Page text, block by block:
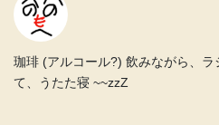
珈琲 (アルコール?) 飲みながら、
て、うたた寝 ~~zzZ